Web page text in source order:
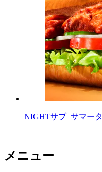
NIGHTサブ_サマー
メニュー